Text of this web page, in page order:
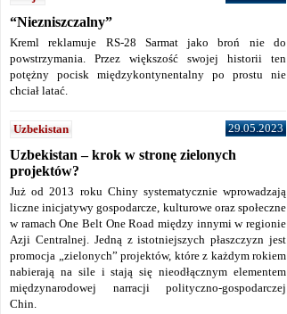
“Niezniszczalny”
Kreml reklamuje RS-28 Sarmat jako broń nie do
powstrzymania. Przez większość swojej historii ten
potężny pocisk międzykontynentalny po prostu nie
chciał latać.
Uzbekistan 29.05.2023
Uzbekistan – krok w stronę zielonych
projektów?
Już od 2013 roku Chiny systematycznie wprowadzają
liczne inicjatywy gospodarcze, kulturowe oraz społeczne
w ramach One Belt One Road między innymi w regionie
Azji Centralnej. Jedną z istotniejszych płaszczyzn jest
promocja „zielonych” projektów, które z każdym rokiem
nabierają na sile i stają się nieodłącznym elementem
międzynarodowej narracji polityczno-gospodarczej
Chin.